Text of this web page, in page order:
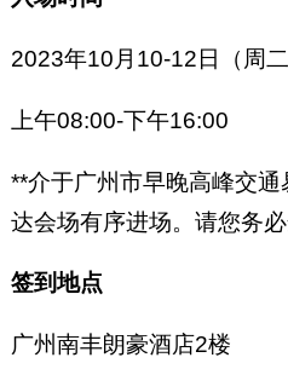
2023年10月10-12日（周二
上午08:00-下午16:00
**介于广州市早晚高峰交
达会场有序进场。请您务必
签到地点
广州南丰朗豪酒店2楼